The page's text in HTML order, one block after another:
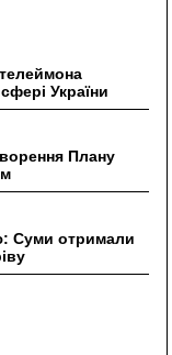
України
Плану
Суми отримали